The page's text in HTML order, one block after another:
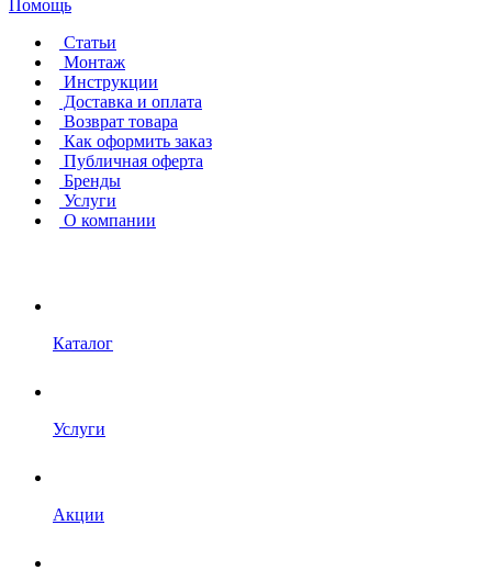
Помощь
Статьи
Монтаж
Инструкции
Доставка и оплата
Возврат товара
Как оформить заказ
Публичная оферта
Бренды
Услуги
О компании
Каталог
Услуги
Акции